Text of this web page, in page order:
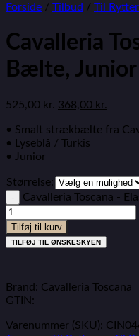
Forside / Tilbud / Til
Cavalleria
Bælte, Junior
525,00kr. 368,00 kr.
• Smalt strækbælte fra
• Lyseblå / Turkis
• Junior
Størrelse:
Cavalleria Toscana -
Tilføj til kurv
TILFØJ TIL ØNSKESKYEN
Brand: Cavalleria Toscana
GTIN:
Varenummer (SKU):